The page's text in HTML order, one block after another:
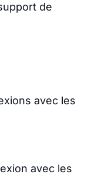
de
avec les
avec les